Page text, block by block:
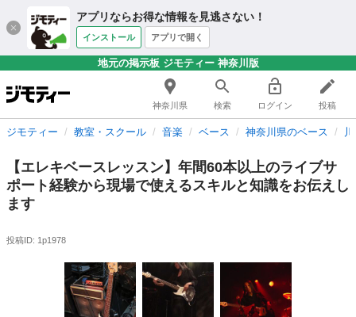
アプリならお得な情報を見逃さない！
インストール アプリで開く
地元の掲示板 ジモティー 神奈川版
神奈川県 検索 ログイン 投稿
ジモティー 教室・スクール 音楽 ベース 神奈川県のベース
【エレキベースレッスン】年間60本以上のライブサ
ポート経験から現場で使えるスキルと知識をお伝えし
ます
投稿ID: 1p1978